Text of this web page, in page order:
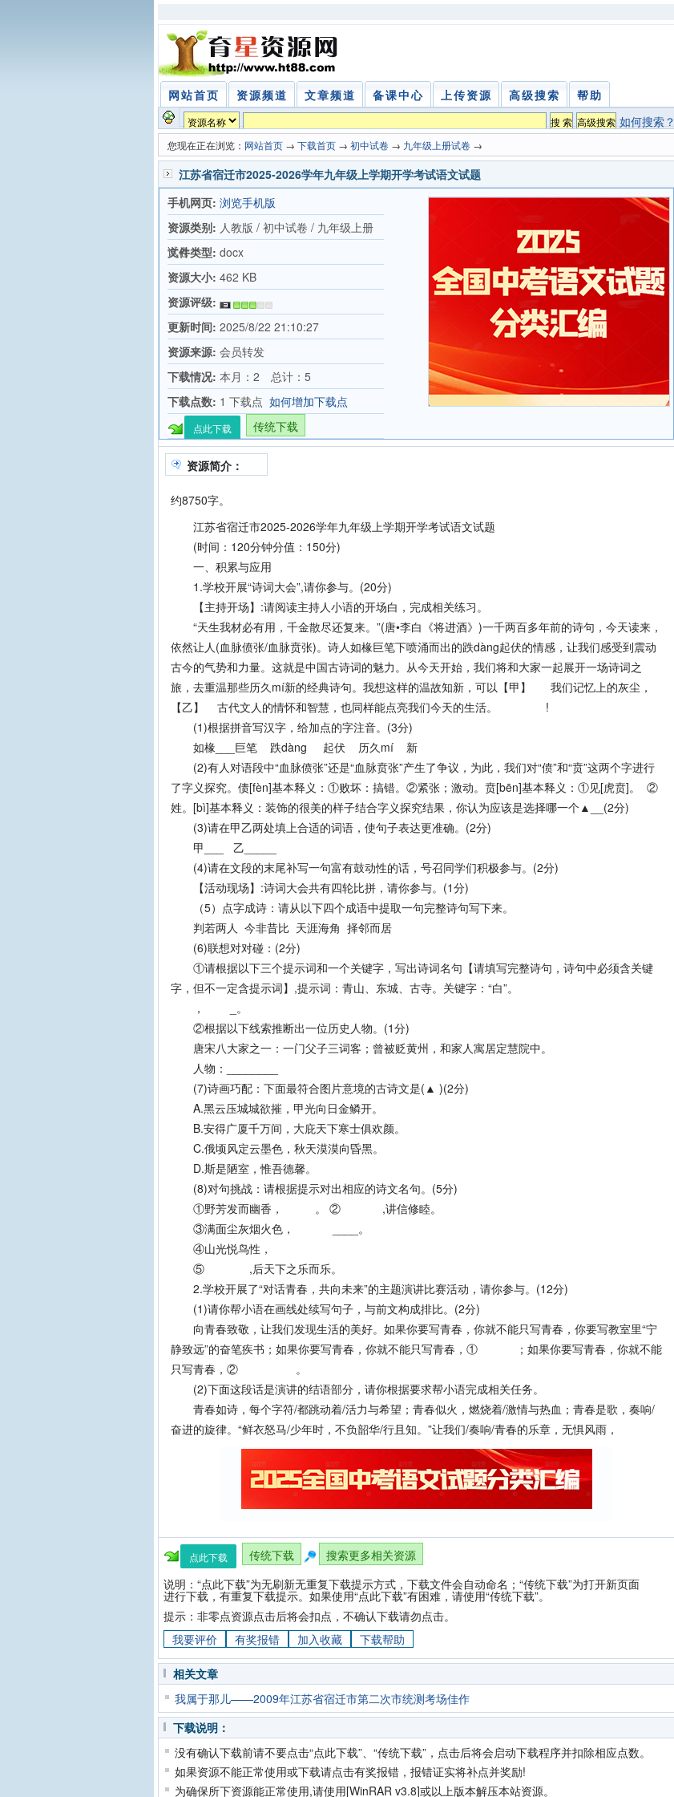
网站首页 资源频道 文章频道 备课中心 上传资源 高级搜索
帮助
如何搜索？
您现在正在浏览： 网站首页 → 下载首页 → 初中试卷 → 九年级上册试卷 →
江苏省宿迁市2025-2026学年九年级上学期开学考试语文试题
手机网页: 浏览手机版
资源类别: 人教版 / 初中试卷 / 九年级上册
试卷
文件类型: docx
资源大小: 462 KB
资源评级:
更新时间: 2025/8/22 21:10:27
资源来源: 会员转发
下载情况: 本月：2 总计：5
下载点数: 1 下载点 如何增加下载点
点此下载 传统下载
资源简介：
约8750字。
江苏省宿迁市2025-2026学年九年级上学期开学考试语文试题
(时间：120分钟分值：150分)
一、积累与应用
1.学校开展“诗词大会”,请你参与。(20分)
【主持开场】:请阅读主持人小语的开场白，完成相关练习。
“天生我材必有用，千金散尽还复来。”(唐•李白《将进酒》)一千两百多年前的诗句，今天读来，
依然让人(血脉偾张/血脉贲张)。诗人如椽巨笔下喷涌而出的跌dàng起伏的情感，让我们感受到震动
古今的气势和力量。这就是中国古诗词的魅力。从今天开始，我们将和大家一起展开一场诗词之
旅，去重温那些历久mí新的经典诗句。我想这样的温故知新，可以【甲】 我们记忆上的灰尘，
【乙】 古代文人的情怀和智慧，也同样能点亮我们今天的生活。 !
(1)根据拼音写汉字，给加点的字注音。(3分)
如椽___巨笔 跌dàng 起伏 历久mí 新
(2)有人对语段中“血脉偾张”还是“血脉贲张”产生了争议，为此，我们对“偾”和“贲”这两个字进行
了字义探究。债[fèn]基本释义：①败坏：搞错。②紧张；激动。贲[bēn]基本释义：①见[虎贲]。 ②
姓。[bì]基本释义：装饰的很美的样子结合字义探究结果，你认为应该是选择哪一个▲__(2分)
(3)请在甲乙两处填上合适的词语，使句子表达更准确。(2分)
甲___ 乙_____
(4)请在文段的末尾补写一句富有鼓动性的话，号召同学们积极参与。(2分)
【活动现场】:诗词大会共有四轮比拼，请你参与。(1分)
（5）点字成诗：请从以下四个成语中提取一句完整诗句写下来。
判若两人 今非昔比 天涯海角 择邻而居
(6)联想对对碰：(2分)
①请根据以下三个提示词和一个关键字，写出诗词名句【请填写完整诗句，诗句中必须含关键
字，但不一定含提示词】,提示词：青山、东城、古寺。关键字：“白”。
， _。
②根据以下线索推断出一位历史人物。(1分)
唐宋八大家之一：一门父子三词客；曾被贬黄州，和家人寓居定慧院中。
人物：________
(7)诗画巧配：下面最符合图片意境的古诗文是(▲ )(2分)
A.黑云压城城欲摧，甲光向日金鳞开。
B.安得广厦千万间，大庇天下寒士俱欢颜。
C.俄顷风定云墨色，秋天漠漠向昏黑。
D.斯是陋室，惟吾德馨。
(8)对句挑战：请根据提示对出相应的诗文名句。(5分)
①野芳发而幽香， 。 ② ,讲信修睦。
③满面尘灰烟火色， ____。
④山光悦鸟性，
⑤ ,后天下之乐而乐。
2.学校开展了“对话青春，共向未来”的主题演讲比赛活动，请你参与。(12分)
(1)请你帮小语在画线处续写句子，与前文构成排比。(2分)
向青春致敬，让我们发现生活的美好。如果你要写青春，你就不能只写青春，你要写教室里“宁
静致远”的奋笔疾书；如果你要写青春，你就不能只写青春，① ；如果你要写青春，你就不能
只写青春，② 。
(2)下面这段话是演讲的结语部分，请你根据要求帮小语完成相关任务。
青春如诗，每个字符/都跳动着/活力与希望；青春似火，燃烧着/激情与热血；青春是歌，奏响/
奋进的旋律。“鲜衣怒马/少年时，不负韶华/行且知。”让我们/奏响/青春的乐章，无惧风雨，
点此下载 传统下载
搜索更多相关资源
说明：“点此下载”为无刷新无重复下载提示方式，下载文件会自动命名；“传统下载”为打开新页面
进行下载，有重复下载提示。如果使用“点此下载”有困难，请使用“传统下载”。
提示：非零点资源点击后将会扣点，不确认下载请勿点击。
我要评价
有奖报错 加入收藏 下载帮助
相关文章
我属于那儿——2009年江苏省宿迁市第二次市统测考场佳作
下载说明：
没有确认下载前请不要点击“点此下载”、“传统下载”，点击后将会启动下载程序并扣除相应点数。
如果资源不能正常使用或下载请点击有奖报错，报错证实将补点并奖励!
为确保所下资源能正常使用,请使用[WinRAR v3.8]或以上版本解压本站资源。